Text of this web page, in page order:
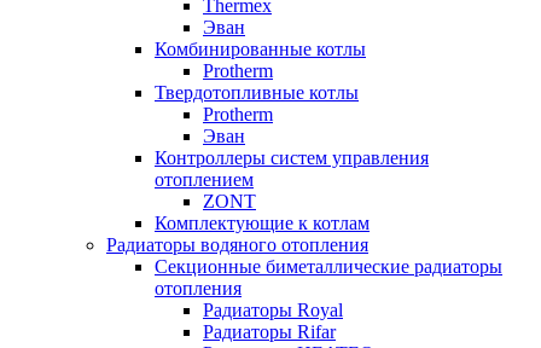
Thermex
Эван
Комбинированные котлы
Protherm
Твердотопливные котлы
Protherm
Эван
Контроллеры систем управления
отоплением
ZONT
Комплектующие к котлам
Радиаторы водяного отопления
Секционные биметаллические радиаторы
отопления
Радиаторы Royal
Радиаторы Rifar